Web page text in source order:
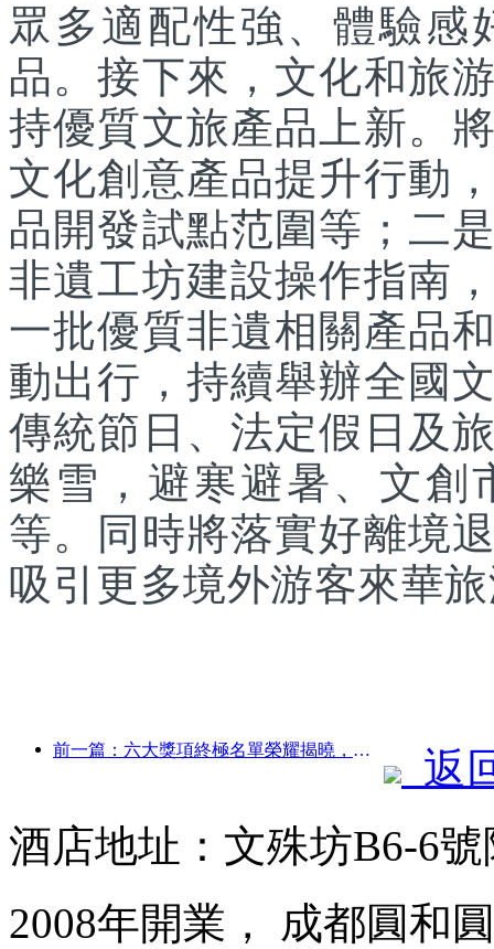
眾多適配性強、體驗感
品。接下來，文化和旅
持優質文旅產品上新。
文化創意產品提升行動
品開發試點范圍等；二
非遺工坊建設操作指南
一批優質非遺相關產品
動出行，持續舉辦全國
傳統節日、法定假日及
樂雪，避寒避暑、文創
等。同時將落實好離境
吸引更多境外游客來華
前一篇：六大獎項終極名單榮耀揭曉，百余酒店及企業斬獲年度獎項！
返
酒店地址：文殊坊B6-6
2008年開業， 成都圓